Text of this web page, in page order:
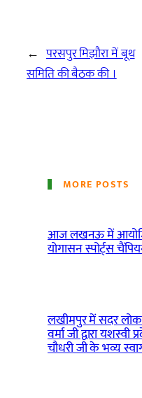
← परसपुर मिझौरा में बूथ
समिति की बैठक की ।
MORE POSTS
आज लखनऊ में
योगासन स्पोर्ट्स
लखीमपुर में सदर
वर्मा जी द्वारा
चौधरी जी के भव्य